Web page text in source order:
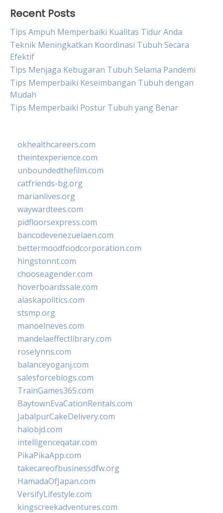
Recent Posts
Tips Ampuh Memperbaiki Kualitas Tidur Anda
Teknik Meningkatkan Koordinasi Tubuh Secara
Efektif
Tips Menjaga Kebugaran Tubuh Selama Pandemi
Tips Memperbaiki Keseimbangan Tubuh dengan
Mudah
Tips Memperbaiki Postur Tubuh yang Benar
okhealthcareers.com
theintexperience.com
unboundedthefilm.com
catfriends-bg.org
marianlives.org
waywardtees.com
pidfloorsexpress.com
bancodevenezuelaen.com
bettermoodfoodcorporation.com
hingstonnt.com
chooseagender.com
hoverboardssale.com
alaskapolitics.com
stsmp.org
manoelneves.com
mandelaeffectlibrary.com
roselynns.com
balanceyoganj.com
salesforceblogs.com
TrainGames365.com
BaytownEvaCationRentals.com
JabalpurCakeDelivery.com
halobjd.com
intelligenceqatar.com
PikaPikaApp.com
takecareofbusinessdfw.org
HamadaOfJapan.com
VersifyLifestyle.com
kingscreekadventures.com